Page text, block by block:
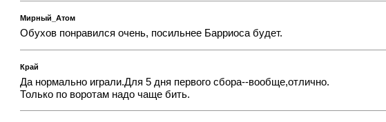
Мирный_Атом
Обухов понравился очень, посильнее Барриоса будет.
Край
Да нормально играли.Для 5 дня первого сбора--вообще,отлично.
Только по воротам надо чаще бить.